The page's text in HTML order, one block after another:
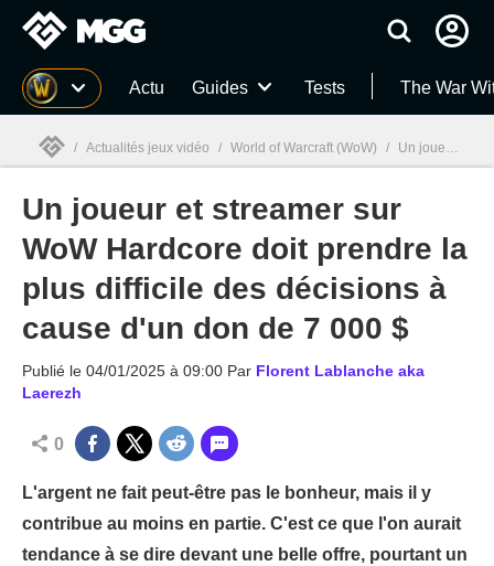
MGG Actu Guides Tests The War
MGG
/ Actualités jeux vidéo / World of Warcraft (WoW) / Un joueur et streamer sur WoW Hardcore doit prendre la plus difficile des décisions à cause d'un don de 7 000 $
Un joueur et streamer sur
WoW Hardcore doit prendre la
plus difficile des décisions à
cause d'un don de 7 000 $
Publié le 04/01/2025 à 09:00 Par Florent Lablanche aka
Laerezh
0
L'argent ne fait peut-être pas le bonheur, mais il y
contribue au moins en partie. C'est ce que l'on aurait
tendance à se dire devant une belle offre, pourtant un